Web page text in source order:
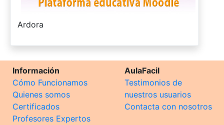
-
Ardora
Información
Cómo Funcionamos
Quienes somos
Certificados
Profesores Expertos
AulaFacil
Testimonios de
nuestros usuarios
Contacta con nosotros